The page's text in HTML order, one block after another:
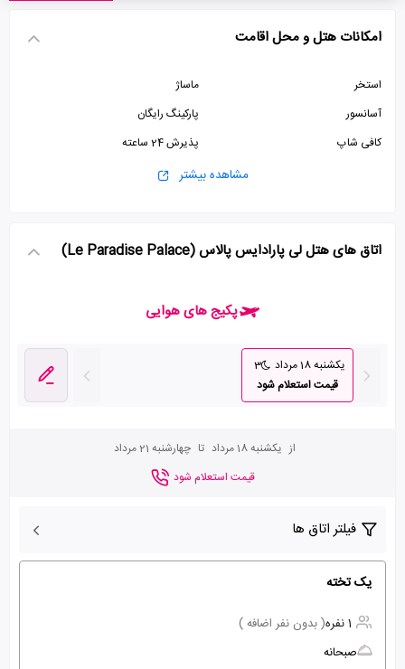
امکانات هتل و محل اقامت
استخر
ماساژ
آسانسور
پارکینگ رایگان
کافی شاپ
پذیرش 24 ساعته
جکوزی
مشاهده بیشتر
اتاق های هتل لی پارادایس پالاس (Le Paradise Palace)
پکیج های هوایی
یکشنبه 18 مرداد
3
قیمت استعلام شود
از یکشنبه 18 مرداد تا چهارشنبه 21 مرداد
قیمت استعلام شود
فیلتر اتاق ها
یک تخته
1 نفره
( بدون نفر اضافه )
صبحانه